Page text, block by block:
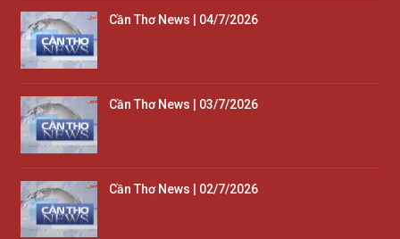
Cần Thơ News | 04/7/2026
Cần Thơ News | 03/7/2026
Cần Thơ News | 02/7/2026